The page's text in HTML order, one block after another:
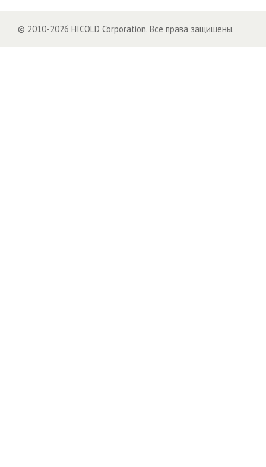
© 2010-2026 HICOLD Corporation. Все права защищены.